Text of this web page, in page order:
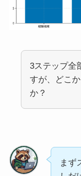
3ステップ全
すが、どこ
か？
まず